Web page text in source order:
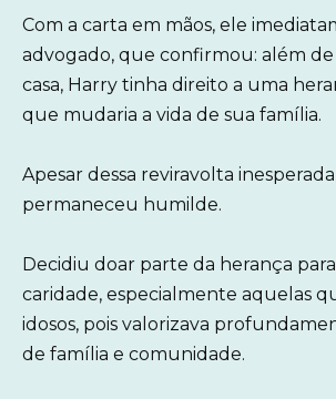
Com a carta em mãos, ele
advogado, que confirmou: além
casa, Harry tinha direito a uma
que mudaria a vida de sua família.
Apesar dessa reviravolta
permaneceu humilde.
Decidiu doar parte da herança
caridade, especialmente aquelas
idosos, pois valorizava
de família e comunidade.